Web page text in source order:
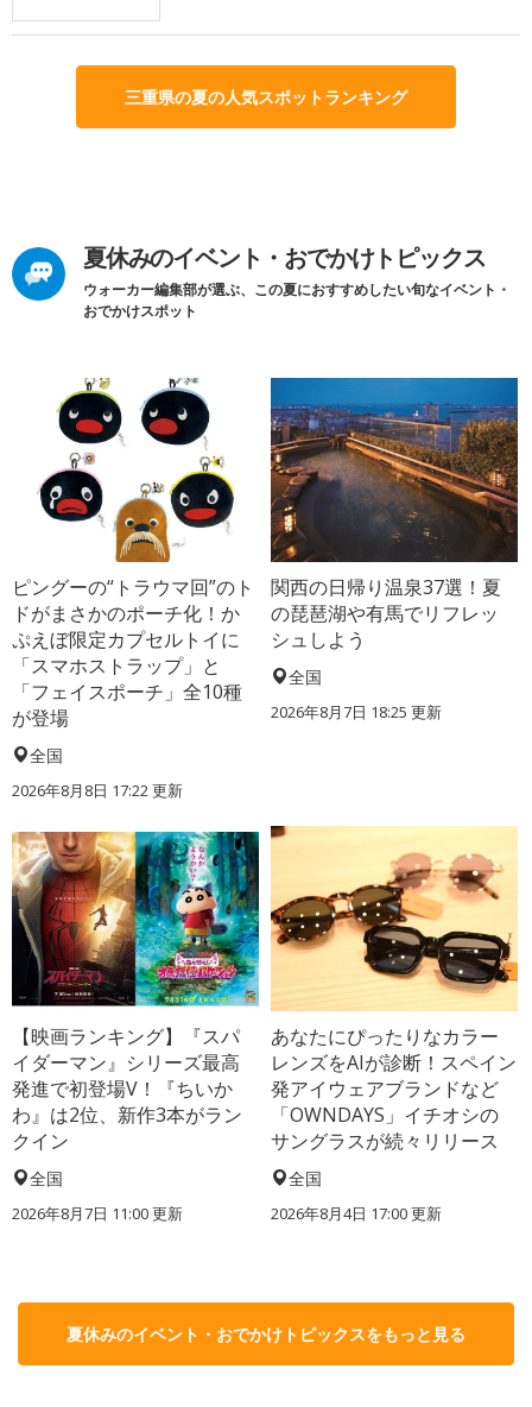
三重県の夏の人気スポットランキング
夏休みのイベント・おでかけトピックス
ウォーカー編集部が選ぶ、この夏におすすめしたい旬なイベント・
おでかけスポット
ピングーの“トラウマ回”のト
ドがまさかのポーチ化！か
ぷえぼ限定カプセルトイに
「スマホストラップ」と
「フェイスポーチ」全10種
が登場
全国
2026年8月8日 17:22更新
関西の日帰り温泉37選！夏
の琵琶湖や有馬でリフレッ
シュしよう
全国
2026年8月7日 18:25 更新
【映画ランキング】『スパ
イダーマン』シリーズ最高
発進で初登場V！『ちいか
わ』は2位、新作3本がラン
クイン
全国
2026年8月7日 11:00更新
あなたにぴったりなカラー
レンズをAIが診断！スペイン
発アイウェアブランドなど
「OWNDAYS」イチオシの
サングラスが続々リリース
全国
2026年8月4日 17:00更新
夏休みのイベント・おでかけトピックスをもっと見る